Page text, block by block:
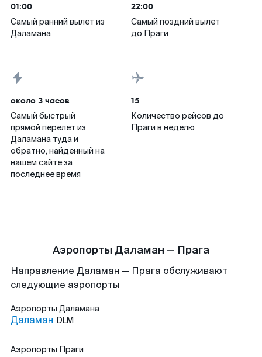
01:00
Самый ранний вылет из
Даламана
22:00
Самый поздний вылет
до Праги
около 3 часов
Самый быстрый
прямой перелет из
Даламана туда и
обратно, найденный на
нашем сайте за
последнее время
15
Количество рейсов до
Праги в неделю
Аэропорты Даламан — Прага
Направление Даламан — Прага обслуживают
следующие аэропорты
Аэропорты Даламана
Даламан DLM
Аэропорты Праги